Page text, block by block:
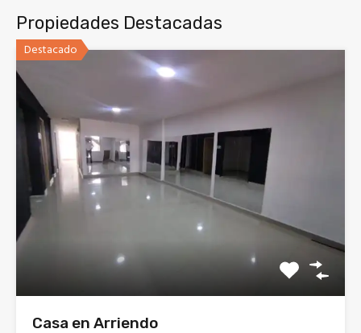
Propiedades Destacadas
Destacado
Casa en Arriendo